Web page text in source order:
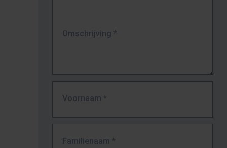
Omschrijving *
Voornaam *
Familienaam *